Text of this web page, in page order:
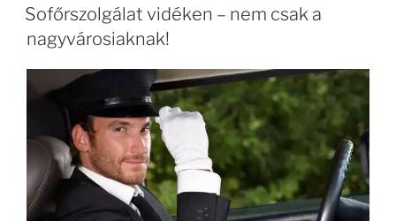
Sofőrszolgálat vidéken – nem csak a
nagyvárosiaknak!